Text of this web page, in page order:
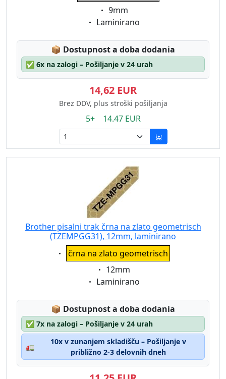
Eigenschaft:
9mm
Eigenschaft:
Laminirano
📦 Lagerstatus:
Dostupnost a doba dodania
✅ 6x na zalogi – Pošiljanje v 24 urah
14,62 EUR
Brez DDV, plus stroški pošiljanja
5+ 14.47 EUR
Brother pisalni trak črna na zlato geometrisch
(TZEMPGG31), 12mm, laminirano
Eigenschaft:
črna na zlato geometrisch
Eigenschaft:
12mm
Eigenschaft:
Laminirano
📦 Lagerstatus:
Dostupnost a doba dodania
✅ 7x na zalogi – Pošiljanje v 24 urah
🚛
10x v zunanjem skladišču – Pošiljanje v
približno 2-3 delovnih dneh